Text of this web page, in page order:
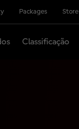
Packages Store
Classificação